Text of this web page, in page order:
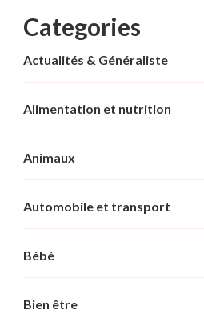
Categories
Actualités & Généraliste
Alimentation et nutrition
Animaux
Automobile et transport
Bébé
Bien être